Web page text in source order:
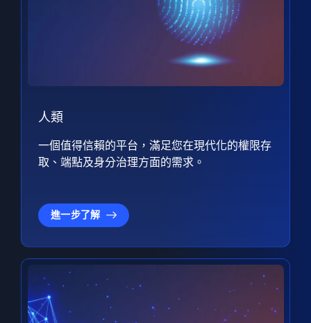
人類
一個值得信賴的平台，滿足您在現代化的權限存
取、端點及身分治理方面的需求。
進一步了解